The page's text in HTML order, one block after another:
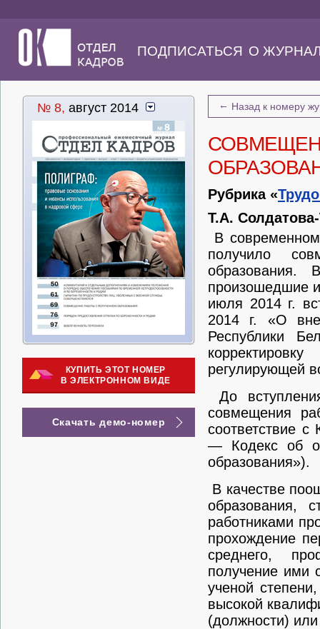
ПОДПИСАТЬСЯ О
№ 8, август 2014
КУПИТЬ ЭТОТ НОМЕР
В ЭЛЕКТРОННОМ ВИДЕ
Скачать демо-номер
← Назад к номеру
Рубрика «
Т.А.
В
получило
образования.
произошедшие
июля 2014 г.
2014 г. «О
Республики
регулирующей
До
совмещения
соответствие
— Кодекс об
образования»).
В качестве
образования,
работниками
прохождение
среднего,
получение ими
ученой
высокой
(должности)